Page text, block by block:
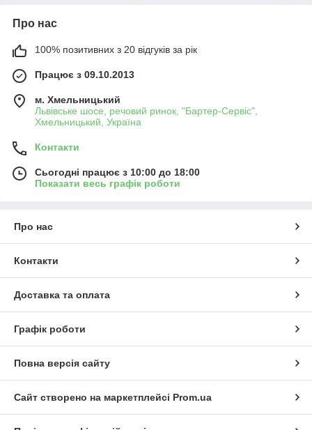
Про нас
100% позитивних з 20 відгуків за рік
Працює з 09.10.2013
м. Хмельницький
Львівське шосе, речовий ринок, "Бартер-Сервіс",
Хмельницький, Україна
Контакти
Сьогодні працює з 10:00 до 18:00
Показати весь графік роботи
Про нас
Контакти
Доставка та оплата
Графік роботи
Повна версія сайту
Сайт створено на маркетплейсі Prom.ua